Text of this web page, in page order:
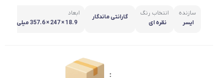
سازنده
ایسر
انتخاب رنگ
نقره ای
گارانتی ماندگار
ابعاد
18.9 × 247 × 357.6 میلی مت